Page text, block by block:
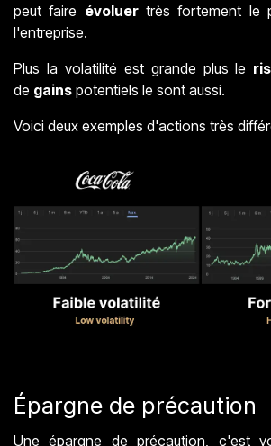
peut faire évoluertrès fortement le
l'entreprise.
Plus la volatilité est grande plus le
de gains potentiels le sont aussi.
Voici deux exemples d'actions très
Épargne de précaution
Une épargne de précaution, c'est